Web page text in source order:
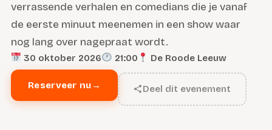
verrassende verhalen en comedians die je vanaf
de eerste minuut meenemen in een show waar
nog lang over nagepraat wordt.
30 oktober 2026 21:00 De Roode Leeuw
Reserveer nu → Deel dit evenement